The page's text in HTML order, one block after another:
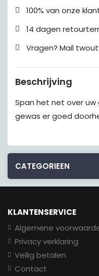
100% van onze
14 dagen
Vragen? Mail
Beschrijving
Span het net over
gewas er goed
CATEGORIEEN
KLANTENSERVICE
Algemene
Privacy verklaring
Veilig betalen
Contact